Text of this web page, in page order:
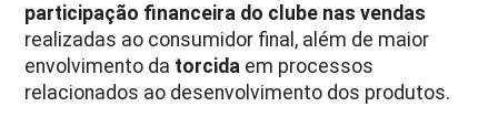
participação financeira do clube nas vendas
realizadas ao consumidor final, além de maior
envolvimento da torcida em processos
relacionados ao desenvolvimento dos produtos.